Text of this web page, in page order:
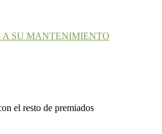
SU MANTENIMIENTO